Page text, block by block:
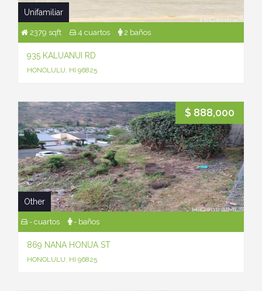
Unifamiliar
2379 sqft 4 cuartos 2 baños
935 KALUANUI RD
HONOLULU, HI 96825
$ 888,000
Other
- cuartos - baños
869 NANA HONUA ST
HONOLULU, HI 96825